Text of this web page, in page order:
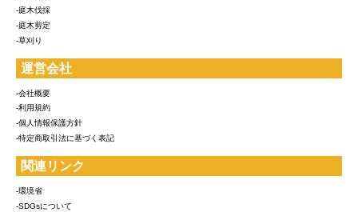
-庭木伐採
-庭木剪定
-草刈り
運営会社
-会社概要
-利用規約
-個人情報保護方針
-特定商取引法に基づく表記
関連リンク
-環境省
-SDGsについて